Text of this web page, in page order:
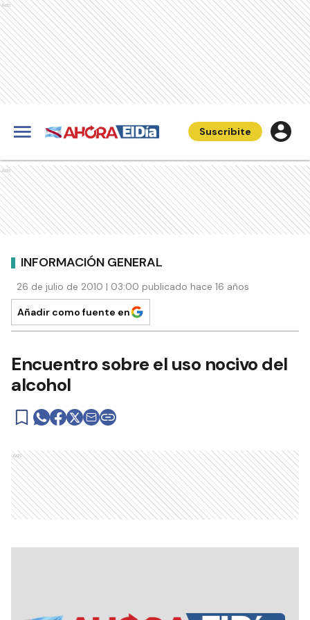
Ads
Suscribite
Ads
INFORMACIÓN GENERAL
26 de julio de 2010 | 03:00 publicado hace 16 años
Añadir como fuente en
Encuentro sobre el uso nocivo del
alcohol
Ads